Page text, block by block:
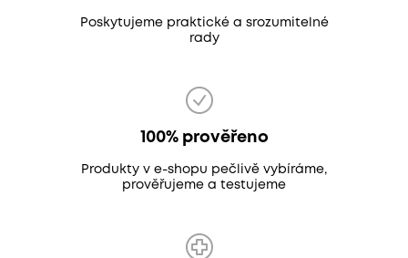
Poskytujeme praktické a srozumitelné
rady
100% prověřeno
Produkty v e-shopu pečlivě vybíráme,
prověřujeme a testujeme